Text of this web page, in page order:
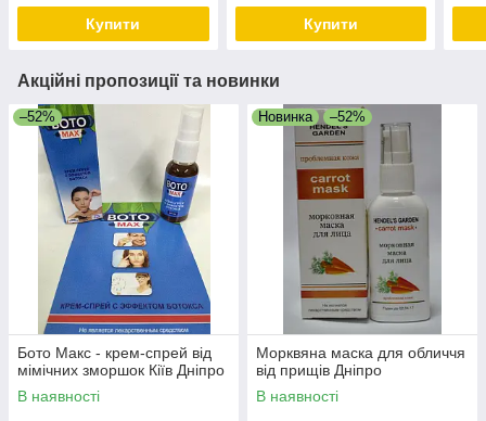
Купити Купити
Акційні пропозиції та новинки
–52%
Бото Макс - крем-спрей від
мімічних зморшок Кіїв Дніпро
В наявності
Новинка –52%
Морквяна маска для обличчя
від прищів Дніпро
В наявності